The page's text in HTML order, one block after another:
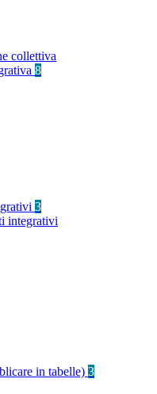
collettiva
8
3
integrativi
in tabelle) 3